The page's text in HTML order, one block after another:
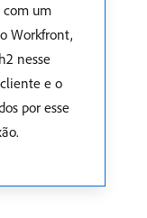
com um
Workfront,
nesse
e o
por esse